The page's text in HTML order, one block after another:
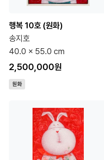
행복 10호 (원화)
송지호
40.0 x 55.0 cm
2,500,000원
원화